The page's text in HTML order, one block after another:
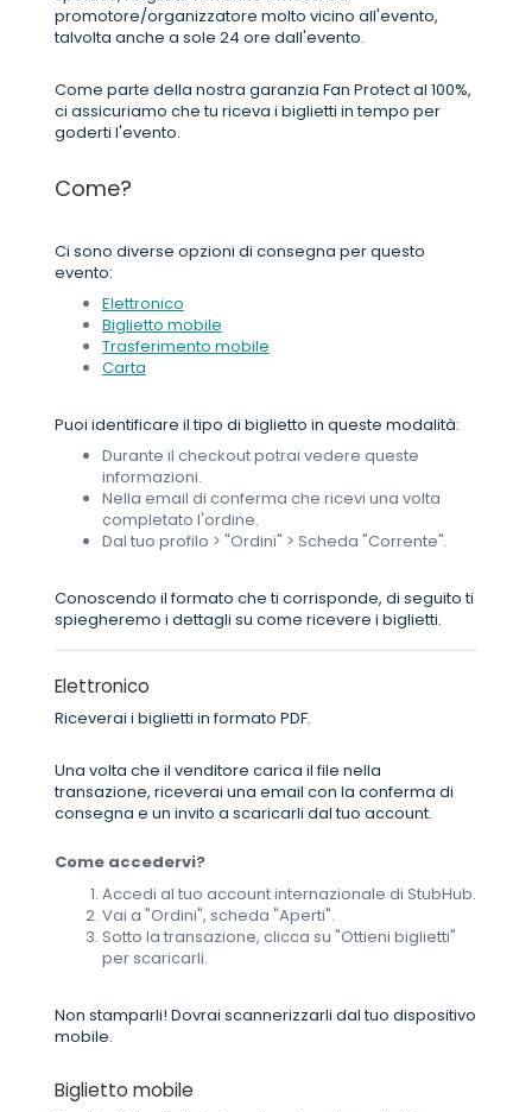
promotore/organizzatore molto vicino all'evento,
talvolta anche a sole 24 ore dall'evento.
Come parte della nostra garanzia Fan Protect al 100%,
ci assicuriamo che tu riceva i biglietti in tempo per
goderti l'evento.
Come?
Ci sono diverse opzioni di consegna per questo
evento:
Elettronico
Biglietto mobile
Trasferimento mobile
Carta
Puoi identificare il tipo di biglietto in queste modalità:
Durante il checkout potrai vedere queste
informazioni.
Nella email di conferma che ricevi una volta
completato l'ordine.
Dal tuo profilo > "Ordini" > Scheda "Corrente".
Conoscendo il formato che ti corrisponde, di seguito ti
spiegheremo i dettagli su come ricevere i biglietti.
Elettronico
Riceverai i biglietti in formato PDF.
Una volta che il venditore carica il file nella
transazione, riceverai una email con la conferma di
consegna e un invito a scaricarli dal tuo account.
Come accedervi?
Accedi al tuo account internazionale di StubHub.
Vai a "Ordini", scheda "Aperti".
Sotto la transazione, clicca su "Ottieni biglietti"
per scaricarli.
Non stamparli! Dovrai scannerizzarli dal tuo dispositivo
mobile.
Biglietto mobile